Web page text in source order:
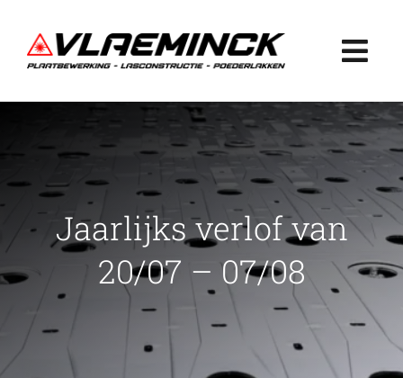
naar
inhoud
Plaatbewerking
Lasconstructie
Poederlakken
Projecten
Jaarlijks verlof van
20/07 – 07/08